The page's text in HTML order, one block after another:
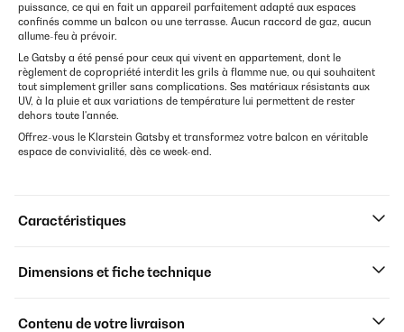
puissance, ce qui en fait un appareil parfaitement adapté aux espaces
confinés comme un balcon ou une terrasse. Aucun raccord de gaz, aucun
allume-feu à prévoir.
Le Gatsby a été pensé pour ceux qui vivent en appartement, dont le
règlement de copropriété interdit les grils à flamme nue, ou qui souhaitent
tout simplement griller sans complications. Ses matériaux résistants aux
UV, à la pluie et aux variations de température lui permettent de rester
dehors toute l'année.
Offrez-vous le Klarstein Gatsby et transformez votre balcon en véritable
espace de convivialité, dès ce week-end.
Caractéristiques
Dimensions et fiche technique
Contenu de votre livraison